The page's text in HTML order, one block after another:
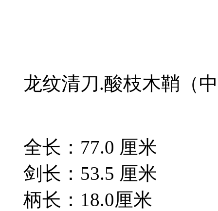
龙纹清刀.酸枝木鞘（
全长：77.0 厘米
剑长：53.5 厘米
柄长：18.0厘米